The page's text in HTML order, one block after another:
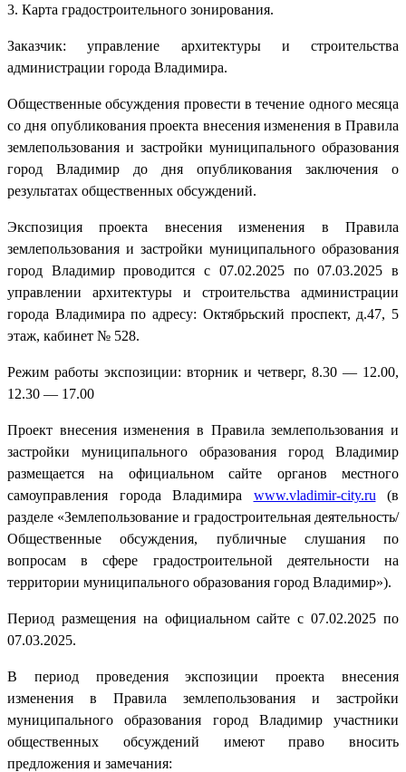
3. Карта градостроительного зонирования.
Заказчик: управление архитектуры и строительства
администрации города Владимира.
Общественные обсуждения провести в течение одного месяца
со дня опубликования проекта внесения изменения в Правила
землепользования и застройки муниципального образования
город Владимир до дня опубликования заключения о
результатах общественных обсуждений.
Экспозиция проекта внесения изменения в Правила
землепользования и застройки муниципального образования
город Владимир проводится с 07.02.2025 по 07.03.2025 в
управлении архитектуры и строительства администрации
города Владимира по адресу: Октябрьский проспект, д.47, 5
этаж, кабинет № 528.
Режим работы экспозиции: вторник и четверг, 8.30 — 12.00,
12.30 — 17.00
Проект внесения изменения в Правила землепользования и
застройки муниципального образования город Владимир
размещается на официальном сайте органов местного
самоуправления города Владимира www.vladimir-city.ru (в
разделе «Землепользование и градостроительная деятельность/
Общественные обсуждения, публичные слушания по
вопросам в сфере градостроительной деятельности на
территории муниципального образования город Владимир»).
Период размещения на официальном сайте с 07.02.2025 по
07.03.2025.
В период проведения экспозиции проекта внесения
изменения в Правила землепользования и застройки
муниципального образования город Владимир участники
общественных обсуждений имеют право вносить
предложения и замечания: